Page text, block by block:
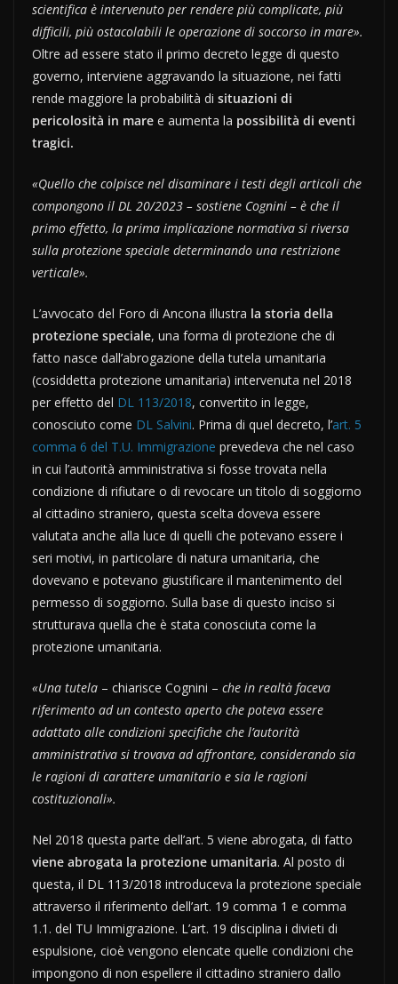
scientifica è intervenuto per rendere più complicate, più
difficili, più ostacolabili le operazione di soccorso in mare».
Oltre ad essere stato il primo decreto legge di questo
governo, interviene aggravando la situazione, nei fatti
rende maggiore la probabilità di situazioni di
pericolosità in mare e aumenta la possibilità di eventi
tragici.
«Quello che colpisce nel disaminare i testi degli articoli che
compongono il DL 20/2023 – sostiene Cognini – è che il
primo effetto, la prima implicazione normativa si riversa
sulla protezione speciale determinando una restrizione
verticale».
L’avvocato del Foro di Ancona illustra la storia della
protezione speciale, una forma di protezione che di
fatto nasce dall’abrogazione della tutela umanitaria
(cosiddetta protezione umanitaria) intervenuta nel 2018
per effetto del DL 113/2018, convertito in legge,
conosciuto come DL Salvini. Prima di quel decreto, l’art. 5
comma 6 del T.U. Immigrazione prevedeva che nel caso
in cui l’autorità amministrativa si fosse trovata nella
condizione di rifiutare o di revocare un titolo di soggiorno
al cittadino straniero, questa scelta doveva essere
valutata anche alla luce di quelli che potevano essere i
seri motivi, in particolare di natura umanitaria, che
dovevano e potevano giustificare il mantenimento del
permesso di soggiorno. Sulla base di questo inciso si
strutturava quella che è stata conosciuta come la
protezione umanitaria.
«Una tutela – chiarisce Cognini – che in realtà faceva
riferimento ad un contesto aperto che poteva essere
adattato alle condizioni specifiche che l’autorità
amministrativa si trovava ad affrontare, considerando sia
le ragioni di carattere umanitario e sia le ragioni
costituzionali».
Nel 2018 questa parte dell’art. 5 viene abrogata, di fatto
viene abrogata la protezione umanitaria. Al posto di
questa, il DL 113/2018 introduceva la protezione speciale
attraverso il riferimento dell’art. 19 comma 1 e comma
1.1. del TU Immigrazione. L’art. 19 disciplina i divieti di
espulsione, cioè vengono elencate quelle condizioni che
impongono di non espellere il cittadino straniero dallo